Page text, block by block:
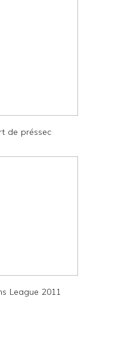
de préssec
League 2011